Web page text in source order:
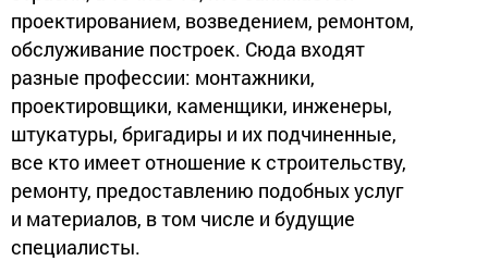
проектированием, возведением, ремонтом,
обслуживание построек. Сюда входят
разные профессии: монтажники,
проектировщики, каменщики, инженеры,
штукатуры, бригадиры и их подчиненные,
все кто имеет отношение к строительству,
ремонту, предоставлению подобных услуг
и материалов, в том числе и будущие
специалисты.